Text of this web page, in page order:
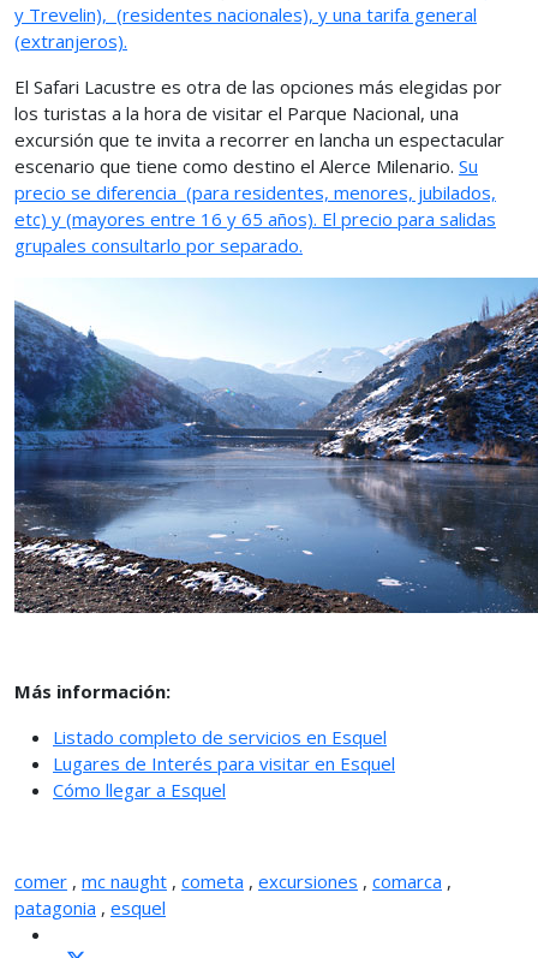
y Trevelin), (residentes nacionales), y una tarifa general
(extranjeros).
El Safari Lacustre es otra de las opciones más elegidas por
los turistas a la hora de visitar el Parque Nacional, una
excursión que te invita a recorrer en lancha un espectacular
escenario que tiene como destino el Alerce Milenario. Su
precio se diferencia (para residentes, menores, jubilados,
etc) y (mayores entre 16 y 65 años). El precio para salidas
grupales consultarlo por separado.
Más información:
Listado completo de servicios en Esquel
Lugares de Interés para visitar en Esquel
Cómo llegar a Esquel
comer , mc naught , cometa , excursiones , comarca ,
patagonia , esquel